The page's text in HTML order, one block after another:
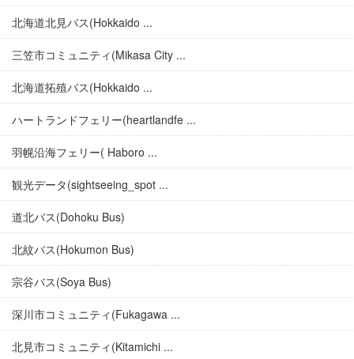
北海道北見バス(Hokkaido ...
三笠市コミュニティ(Mikasa City ...
北海道拓殖バス(Hokkaido ...
ハートランドフェリー(heartlandfe ...
羽幌沿海フェリー( Haboro ...
観光データ(sightseeing_spot ...
道北バス(Dohoku Bus)
北紋バス(Hokumon Bus)
宗谷バス(Soya Bus)
深川市コミュニティ(Fukagawa ...
北見市コミュニティ(Kitamichi ...